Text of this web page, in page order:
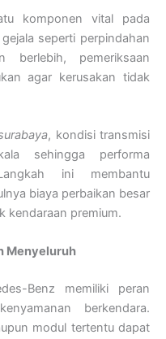
komponen vital pada
seperti perpindahan
berlebih, pemeriksaan
agar kerusakan tidak
, kondisi transmisi
sehingga performa
ini membantu
biaya perbaikan besar
kendaraan premium.
Menyeluruh
Benz memiliki peran
berkendara.
modul tertentu dapat